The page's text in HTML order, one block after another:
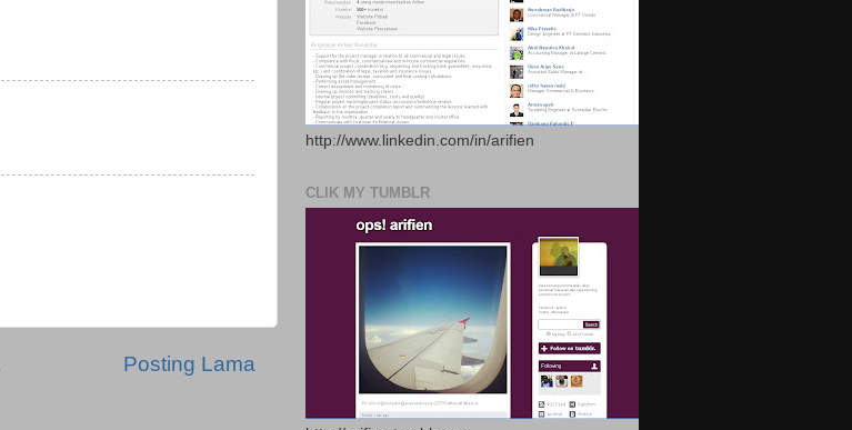
Posting Lama
http://www.linkedin.com/in/arifien
CLIK MY TUMBLR